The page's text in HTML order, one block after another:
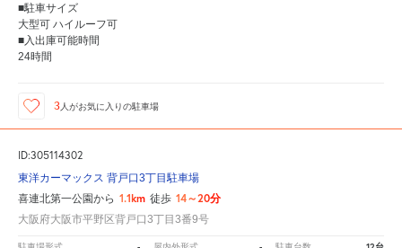
■駐車サイズ
大型可 ハイルーフ可
■入出庫可能時間
24時間
3人がお気に入りの駐車場
ID:305114302
東洋カーマックス 背戸口3丁目駐車場
喜連北第一公園から 1.1km 徒歩 14～20分
大阪府大阪市平野区背戸口3丁目3番9号